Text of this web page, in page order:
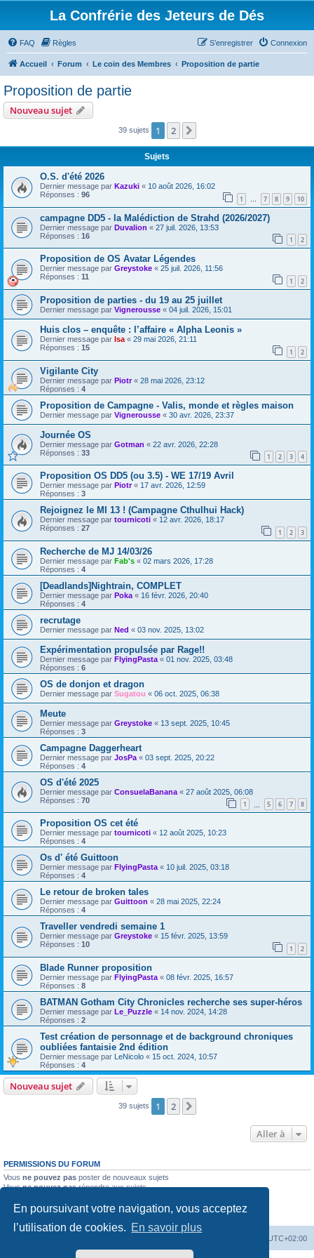
En poursuivant votre navigation, vous acceptez
l’utilisation de cookies. En savoir plus
La Confrérie des Jeteurs de Dés
FAQ Règles Connexion
S’enregistrer
Accueil Forum Le coin des Membres Proposition de partie
Proposition de partie
Nouveau sujet
39 sujets 1 2
Sujets
O.S. d'été 2026
Dernier message par Kazuki « 10 août 2026, 16:02
Réponses : 96 1 … 7 8 9 10
campagne DD5 - la Malédiction de Strahd (2026/2027)
Dernier message par Duvalion « 27 juil. 2026, 13:53
Réponses : 16 1 2
Proposition de OS Avatar Légendes
Dernier message par Greystoke « 25 juil. 2026, 11:56
Réponses : 11 1 2
Proposition de parties - du 19 au 25 juillet
Dernier message par Vignerousse « 04 juil. 2026, 15:01
Huis clos – enquête : l’affaire « Alpha Leonis »
Dernier message par Isa « 29 mai 2026, 21:11
Réponses : 15 1 2
Vigilante City
Dernier message par Piotr« 28 mai 2026, 23:12
Réponses : 4
Proposition de Campagne - Valis, monde et règles maison
Dernier message par Vignerousse « 30 avr. 2026, 23:37
Journée OS
Dernier message par Gotman « 22 avr. 2026, 22:28
Réponses : 33 1 2 3 4
Proposition OS DD5 (ou 3.5) - WE 17/19 Avril
Dernier message par Piotr« 17 avr. 2026, 12:59
Réponses : 3
Rejoignez le MI 13 ! (Campagne Cthulhui Hack)
Dernier message par tournicoti « 12 avr. 2026, 18:17
Réponses : 27 1 2 3
Recherche de MJ 14/03/26
Dernier message par Fab's « 02 mars 2026, 17:28
Réponses : 4
[Deadlands]Nightrain, COMPLET
Dernier message par Poka « 16 févr. 2026, 20:40
Réponses : 4
recrutage
Dernier message par Ned « 03 nov. 2025, 13:02
Expérimentation propulsée par Rage!!
Dernier message par FlyingPasta « 01 nov. 2025, 03:48
Réponses : 6
OS de donjon et dragon
Dernier message par Sugatou « 06 oct. 2025, 06:38
Meute
Dernier message par Greystoke « 13 sept. 2025, 10:45
Réponses : 3
Campagne Daggerheart
Dernier message par JosPa « 03 sept. 2025, 20:22
Réponses : 4
OS d'été 2025
Dernier message par ConsuelaBanana « 27 août 2025, 06:08
Réponses : 70 1 5 6 7 8
Proposition OS cet été
Dernier message par tournicoti « 12 août 2025, 10:23
Réponses : 4
Os d' été Guittoon
Dernier message par FlyingPasta« 10 juil. 2025, 03:18
Réponses : 4
Le retour de broken tales
Dernier message par Guittoon « 28 mai 2025, 22:24
Réponses : 4
Traveller vendredi semaine 1
Dernier message par Greystoke « 15 févr. 2025, 13:59
Réponses : 10 1 2
Blade Runner proposition
Dernier message par FlyingPasta « 08 févr. 2025, 16:57
Réponses : 8
BATMAN Gotham City Chronicles recherche ses super-héros
Dernier message par Le_Puzzle « 14 nov. 2024, 14:28
Réponses : 2
Test création de personnage et de background chroniques
oubliées fantaisie 2nd édition
Dernier message par LeNicolo « 15 oct. 2024, 10:57
Réponses : 4
Nouveau sujet
39 sujets 1 2
Aller à
PERMISSIONS DU FORUM
Vous ne pouvez pas poster de nouveaux sujets
Vousne pouvez pasrépondre aux sujets
Vousne pouvez passupprimer vos messages
ne pouvez pas joindre des fichiers
UTC+02:00